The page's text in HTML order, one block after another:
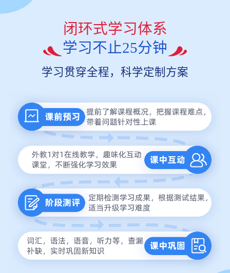
闭环式学习体系
学习不止25分钟
学习贯穿全程，科学定制方案